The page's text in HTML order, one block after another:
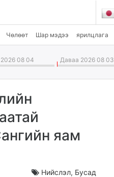
Чөлөөт Шар мэдээ ярилцлага
08 04 Даваа 2026 08 03
яам
Нийслэл, Бусад